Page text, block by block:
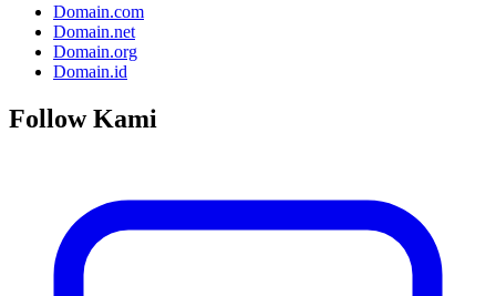
Domain.com
Domain.net
Domain.org
Domain.id
Follow Kami